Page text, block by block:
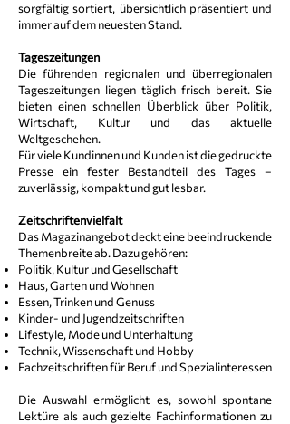
sorgfältig sortiert, übersichtlich präsentiert und
immer auf dem neuesten Stand.
Tageszeitungen
Die führenden regionalen und überregionalen
Tageszeitungen liegen täglich frisch bereit. Sie
bieten einen schnellen Überblick über Politik,
Wirtschaft, Kultur und das aktuelle
Weltgeschehen.
Für viele Kundinnen und Kunden ist die gedruckte
Presse ein fester Bestandteil des Tages –
zuverlässig, kompakt und gut lesbar.
Zeitschriftenvielfalt
Das Magazinangebot deckt eine beeindruckende
Themenbreite ab. Dazu gehören:
Politik, Kultur und Gesellschaft
Haus, Garten und Wohnen
Essen, Trinken und Genuss
Kinder- und Jugendzeitschriften
Lifestyle, Mode und Unterhaltung
Technik, Wissenschaft und Hobby
Fachzeitschriften für Beruf und Spezialinteressen
Die Auswahl ermöglicht es, sowohl spontane
Lektüre als auch gezielte Fachinformationen zu